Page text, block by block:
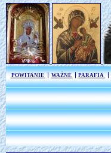
POWITANIE WAŻNE PARAFIA